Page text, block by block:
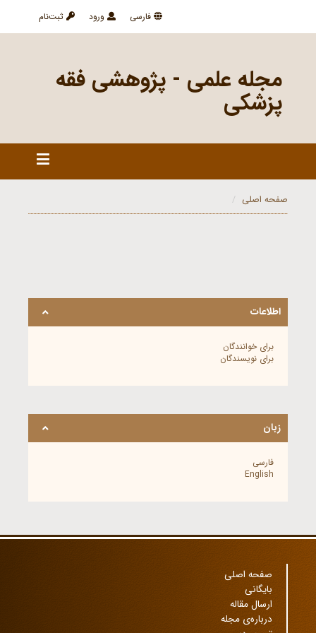
ثبت‌نام ورود فارسی
مجله علمی - پژوهشی فقه
پزشکی
صفحه اصلی
اطلاعات
برای خوانندگان
برای نویسندگان
زبان
فارسی
English
صفحه اصلی
بایگانی
ارسال مقاله
درباره‌ی مجله